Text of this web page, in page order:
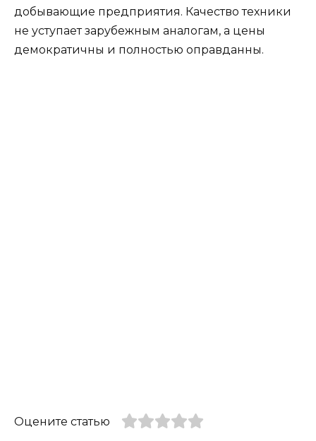
добывающие предприятия. Качество техники
не уступает зарубежным аналогам, а цены
демократичны и полностью оправданны.
Оцените статью